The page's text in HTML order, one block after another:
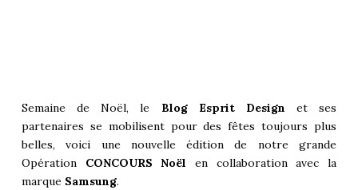
Semaine de Noël, le Blog Esprit Design
et ses
partenaires se mobilisent pour des fêtes toujours plus
belles, voici une nouvelle édition de notre grande
Opération CONCOURS Noël en collaboration avec la
marque Samsung.